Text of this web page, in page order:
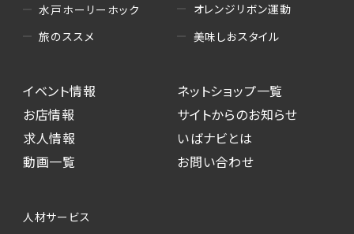
水戸ホーリーホック
旅のススメ
オレンジリボン運動
美味しおスタイル
イベント情報
お店情報
求人情報
動画一覧
ネットショップ一覧
サイトからのお知らせ
いばナビとは
お問い合わせ
人材サービス